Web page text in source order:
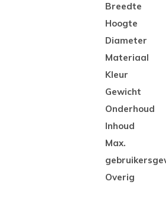
Breedte
Hoogte
Diameter
Materiaal
Kleur
Gewicht
Onderhoud
Inhoud
Max.
Overig